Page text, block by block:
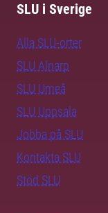
SLU i Sverige
Alla SLU-orter
SLU Alnarp
SLU Umeå
SLU Uppsala
Jobba på SLU
Kontakta SLU
Stöd SLU